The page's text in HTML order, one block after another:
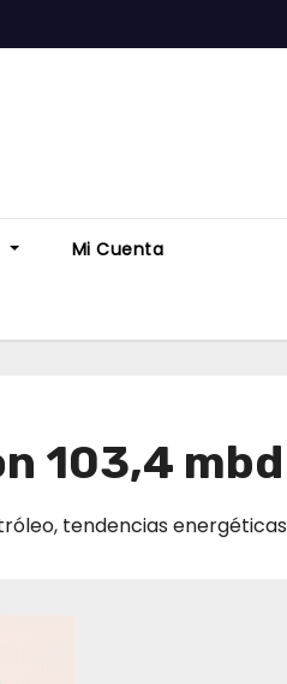
Mi Cuenta
103,4 mbd
, tendencias energéticas